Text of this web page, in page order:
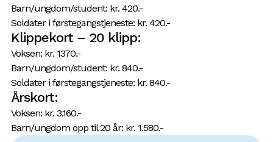
Barn/ungdom/student: kr. 420.-
Soldater i førstegangstjeneste: kr. 420.-
Klippekort – 20 klipp:
Voksen: kr. 1370.-
Barn/ungdom/student: kr. 840.-
Soldater i førstegangstjeneste: kr. 840.-
Årskort:
Voksen: kr. 3.160.-
Barn/ungdom opp til 20 år: kr. 1.580.-